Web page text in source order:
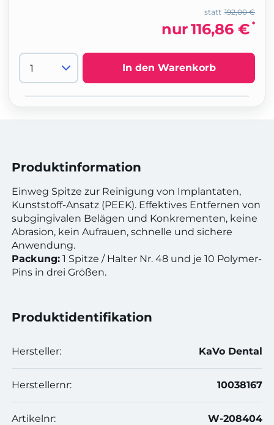
192,00 €
statt
nur116,86 € *
In den Warenkorb
Produktinformation
Einweg Spitze zur Reinigung von Implantaten,
Kunststoff-Ansatz (PEEK). Effektives Entfernen von
subgingivalen Belägen und Konkrementen, keine
Abrasion, kein Aufrauen, schnelle und sichere
Anwendung.
Packung: 1 Spitze / Halter Nr. 48 und je 10 Polymer-
Pins in drei Größen.
Produktidentifikation
Hersteller: KaVo Dental
Herstellernr: 10038167
Artikelnr: W-208404